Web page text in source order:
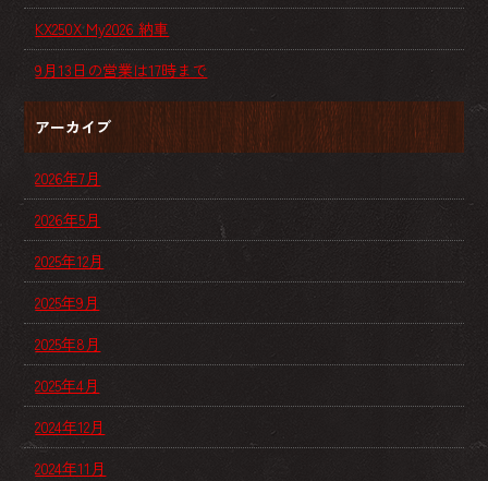
KX250X My2026 納車
9月13日の営業は17時まで
アーカイブ
2026年7月
2026年5月
2025年12月
2025年9月
2025年8月
2025年4月
2024年12月
2024年11月